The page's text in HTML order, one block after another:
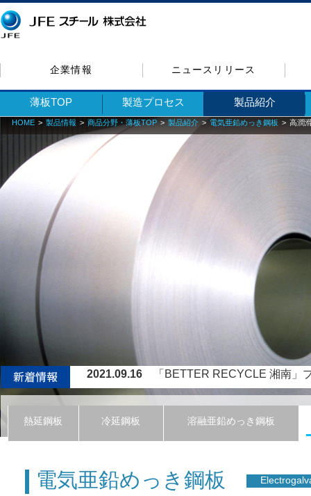
企業情報 ニュースリリース
薄板TOP 製造プロセス 製品紹介
HOME 製品情報 商品分野・薄板TOP 製品紹介 電気亜鉛めっき鋼板 高潤
2021.09.16
「BETTER RECYCLE 湘南」プロジェク
2021.06.16
JFEスチール西日本製鉄所（
2020.03.05
NUCOR-JFE STEEL MEXICO
2020.02.27
ミャンマー建材薄板事業にお
2022.04.04
ティッセン・クルップ・スチール・ヨー
熱延鋼板 冷延鋼板 溶融亜鉛めっき鋼板
電気亜鉛めっき鋼板